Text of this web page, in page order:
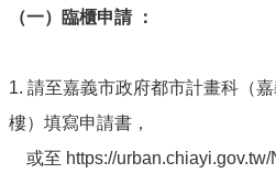
欄
音
專
區
法
（一） 臨櫃申請 ：
1. 請至嘉義市政府都市計畫科（
樓）填寫申請書，
或至 https://